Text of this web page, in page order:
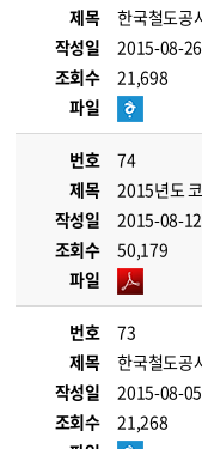
제목
한국철도공
작성일
2015-08-26
조회수
21,698
파일
번호
74
제목
2015년도
작성일
2015-08-12
조회수
50,179
파일
번호
73
제목
한국철도공
작성일
2015-08-05
조회수
21,268